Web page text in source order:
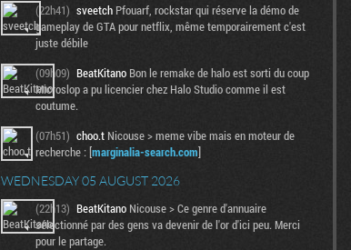
(22h41) sveetch Pfouarf, rockstar qui réserve la démo de
gameplay de GTA pour netflix, même temporairement c'est
juste débile
(09h09) BeatKitano Bon le remake de halo est sorti du coup
Microslop a pu licencier chez Halo Studio comme il est
coutume.
(07h51) choo.t Nicouse > meme vibe mais en moteur de
recherche : [marginalia-search.com]
WEDNESDAY 05 AUGUST 2026
(22h13) BeatKitano Nicouse > Ce genre d'annuaire
sélectionné par des gens va devenir de l'or d'ici peu. Merci
pour le partage.